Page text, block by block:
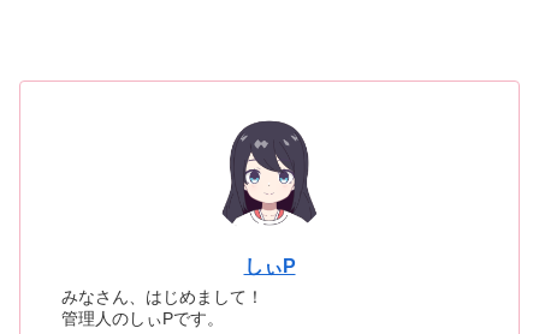
しぃP
みなさん、はじめまして！
管理人のしぃPです。